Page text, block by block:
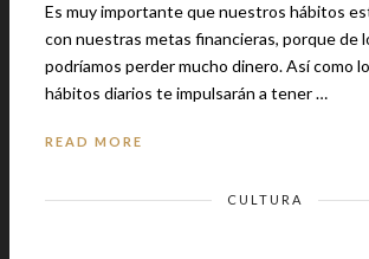
Es muy importante que nuestros hábitos
con nuestras metas financieras, porque de
podríamos perder mucho dinero. Así como los lees, tus
hábitos diarios te impulsarán a tener …
READ MORE
CULTURA